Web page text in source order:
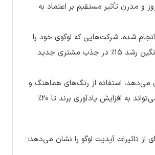
و مدرن تأثیر مستقیم بر اعتماد به
شده، شرکت‌هایی که لوگوی خود را
به‌روز کردند، میانگین رشد ۱۵٪ در جذب مشتری جدید
می‌دهد، استفاده از رنگ‌های هماهنگ و
طرح‌های ساده می‌تواند به افزایش یادآوری برند تا ۲۰٪
از تاثیرات آپدیت لوگو را نشان می‌دهد: